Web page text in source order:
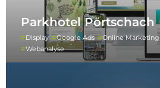
Parkhotel Pörtschach
Display Google Ads Online Marketing
Webanalyse